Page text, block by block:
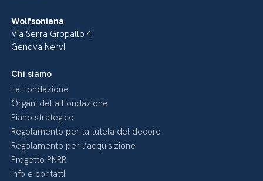
Wolfsoniana
Via Serra Gropallo 4
Genova Nervi
Chi siamo
La Fondazione
Organi della Fondazione
Piano strategico
Regolamento per la tutela del decoro
Regolamento per l’acquisizione
Progetto PNRR
Info e contatti